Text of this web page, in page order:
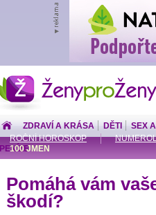
ŽenyproŽeny.cz
ZDRAVÍ A KRÁSA DĚTI SEX
ROČNÍ HOROSKOP
100 JMEN
PENÍZE
Pomáhá vám
škodí?